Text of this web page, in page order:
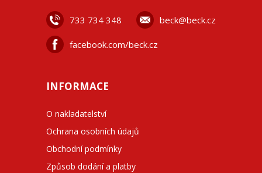
733 734 348 beck@beck.cz
facebook.com/beck.cz
INFORMACE
O nakladatelství
Ochrana osobních údajů
Obchodní podmínky
Způsob dodání a platby